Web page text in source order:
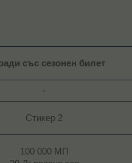
със сезонен билет
-​
Стикер 2​
100 000 МП